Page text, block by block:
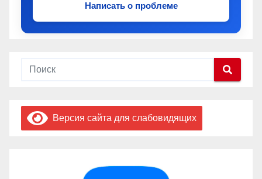
Написать о проблеме
Версия сайта для слабовидящих